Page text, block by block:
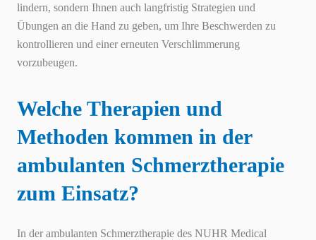
lindern, sondern Ihnen auch langfristig Strategien und
Übungen an die Hand zu geben, um Ihre Beschwerden zu
kontrollieren und einer erneuten Verschlimmerung
vorzubeugen.
Welche Therapien und
Methoden kommen in der
ambulanten Schmerztherapie
zum Einsatz?
In der ambulanten Schmerztherapie des NUHR Medical